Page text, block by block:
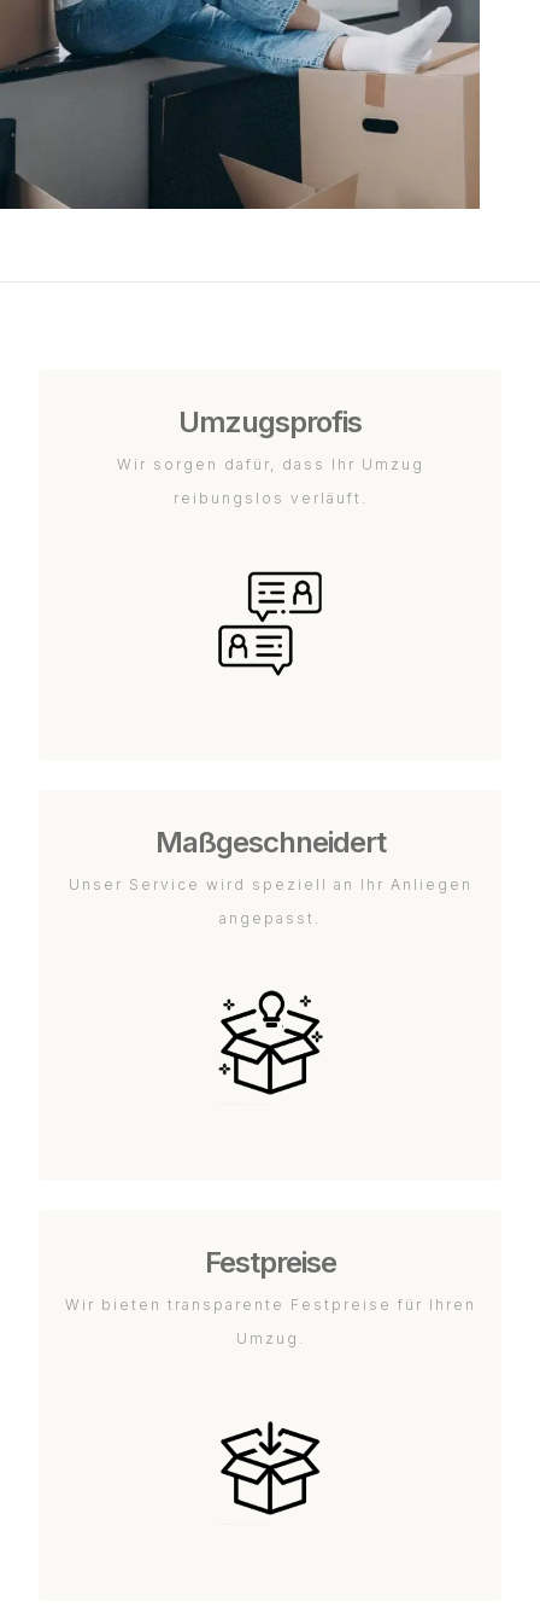
Umzugsprofis
Wir sorgen dafür, dass Ihr Umzug
reibungslos verläuft.
Maßgeschneidert
Unser Service wird speziell an Ihr Anliegen
angepasst.
Festpreise
Wir bieten transparente Festpreise für Ihren
Umzug.